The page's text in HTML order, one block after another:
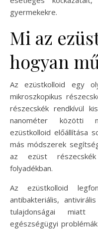
gyermekekre.
Mi az
hogyan
Az ezüstkolloid egy
mikroszkopikus
részecskék rendkívül
nanométer közötti
ezüstkolloid előállítása
más módszerek
az ezüst
folyadékban.
Az ezüstkolloid
antibakteriális,
tulajdonságai miatt
egészségügyi